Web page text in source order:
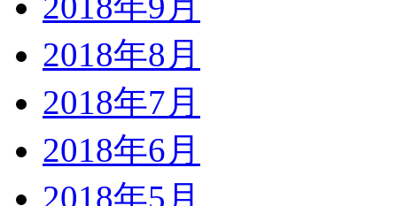
2018年8月
2018年7月
2018年6月
2018年5月